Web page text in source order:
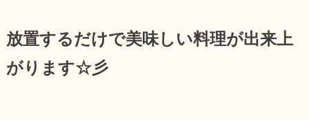
放置するだけで美味しい料理が出来上
がります☆彡